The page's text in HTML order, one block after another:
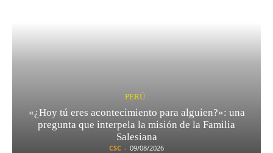
PERÚ
«¿Hoy tú eres acontecimiento para alguien?»: una
pregunta que interpela la misión de la Familia
Salesiana
CSC - 09/08/2026